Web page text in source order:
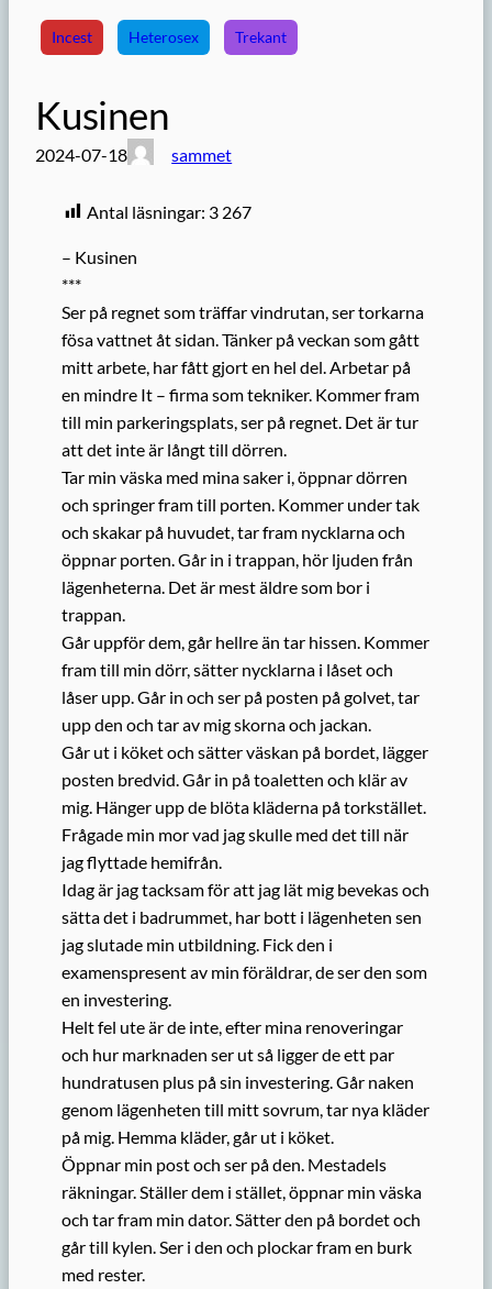
Incest Heterosex Trekant
Kusinen
2024-07-18 sammet
Antal läsningar: 3 267
– Kusinen
***
Ser på regnet som träffar vindrutan, ser torkarna
fösa vattnet åt sidan. Tänker på veckan som gått
mitt arbete, har fått gjort en hel del. Arbetar på
en mindre It – firma som tekniker. Kommer fram
till min parkeringsplats, ser på regnet. Det är tur
att det inte är långt till dörren.
Tar min väska med mina saker i, öppnar dörren
och springer fram till porten. Kommer under tak
och skakar på huvudet, tar fram nycklarna och
öppnar porten. Går in i trappan, hör ljuden från
lägenheterna. Det är mest äldre som bor i
trappan.
Går uppför dem, går hellre än tar hissen. Kommer
fram till min dörr, sätter nycklarna i låset och
låser upp. Går in och ser på posten på golvet, tar
upp den och tar av mig skorna och jackan.
Går ut i köket och sätter väskan på bordet, lägger
posten bredvid. Går in på toaletten och klär av
mig. Hänger upp de blöta kläderna på torkstället.
Frågade min mor vad jag skulle med det till när
jag flyttade hemifrån.
Idag är jag tacksam för att jag lät mig bevekas och
sätta det i badrummet, har bott i lägenheten sen
jag slutade min utbildning. Fick den i
examenspresent av min föräldrar, de ser den som
en investering.
Helt fel ute är de inte, efter mina renoveringar
och hur marknaden ser ut så ligger de ett par
hundratusen plus på sin investering. Går naken
genom lägenheten till mitt sovrum, tar nya kläder
på mig. Hemma kläder, går ut i köket.
Öppnar min post och ser på den. Mestadels
räkningar. Ställer dem i stället, öppnar min väska
och tar fram min dator. Sätter den på bordet och
går till kylen. Ser i den och plockar fram en burk
med rester.